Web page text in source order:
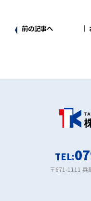
前の記事へ │
TEL:
〒671-1111 兵